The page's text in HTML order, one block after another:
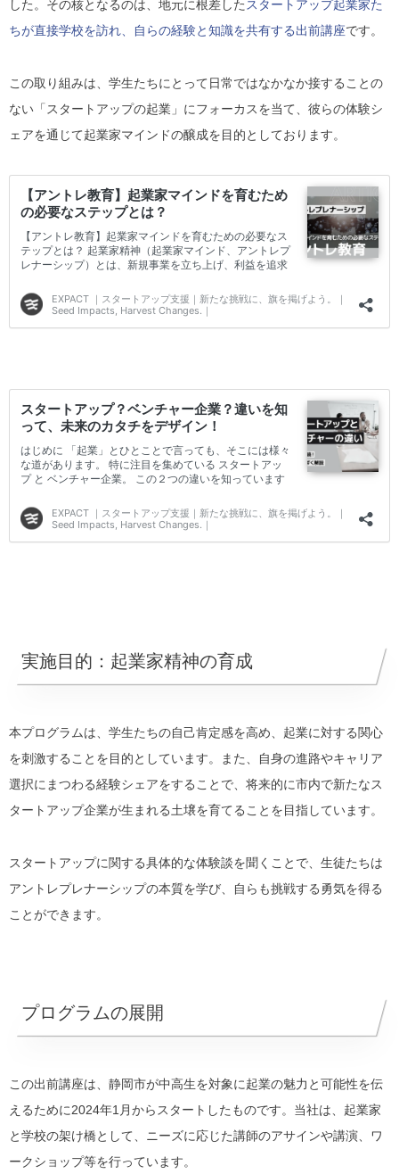
した。その核となるのは、地元に根差したスタートアップ起業家た
ちが直接学校を訪れ、自らの経験と知識を共有する出前講座です。
この取り組みは、学生たちにとって日常ではなかなか接することの
ない「スタートアップの起業」にフォーカスを当て、彼らの体験シ
ェアを通じて起業家マインドの醸成を目的としております。
実施目的：起業家精神の育成
本プログラムは、学生たちの自己肯定感を高め、起業に対する関心
を刺激することを目的としています。また、自身の進路やキャリア
選択にまつわる経験シェアをすることで、将来的に市内で新たなス
タートアップ企業が生まれる土壌を育てることを目指しています。
スタートアップに関する具体的な体験談を聞くことで、生徒たちは
アントレプレナーシップの本質を学び、自らも挑戦する勇気を得る
ことができます。
プログラムの展開
この出前講座は、静岡市が中高生を対象に起業の魅力と可能性を伝
えるために2024年1月からスタートしたものです。当社は、起業家
と学校の架け橋として、ニーズに応じた講師のアサインや講演、ワ
ークショップ等を行っています。